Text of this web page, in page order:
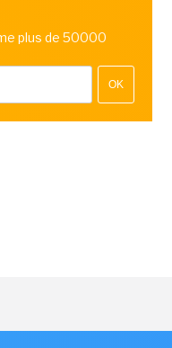
plus de 50000
OK